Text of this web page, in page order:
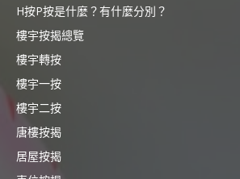
H按P按是什麼？有什麼分別？
樓宇按揭總覽
樓宇轉按
樓宇一按
樓宇二按
唐樓按揭
居屋按揭